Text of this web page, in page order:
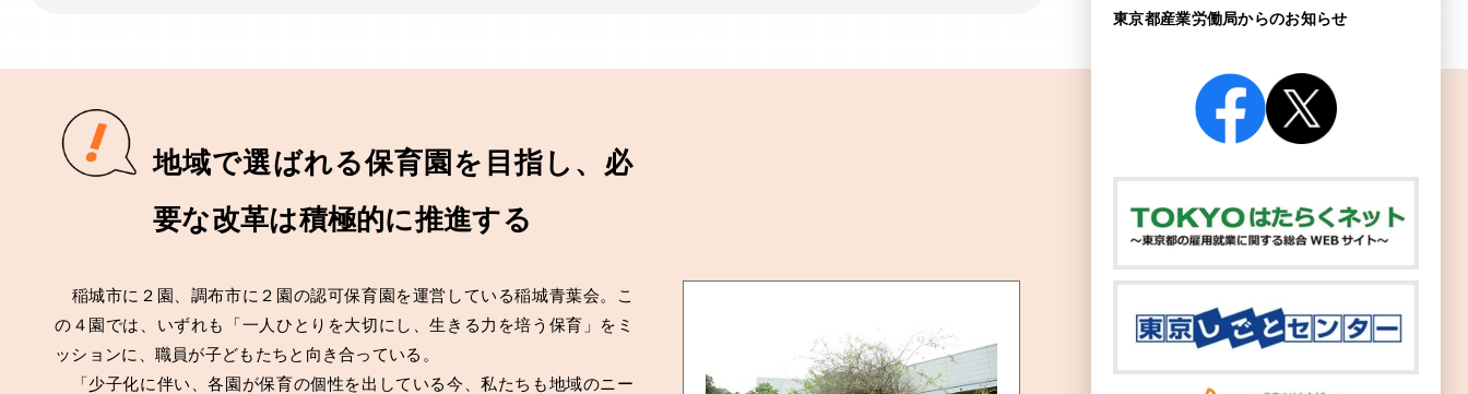
地域で選ばれる保育園を目指し、必
要な改革は積極的に推進する
稲城市に２園、調布市に２園の認可保育園を運営している稲城青葉会。こ
の４園では、いずれも「一人ひとりを大切にし、生きる力を培う保育」をミ
ッションに、職員が子どもたちと向き合っている。
「少子化に伴い、各園が保育の個性を出している今、私たちも地域のニー
東京都産業労働局からのお知らせ